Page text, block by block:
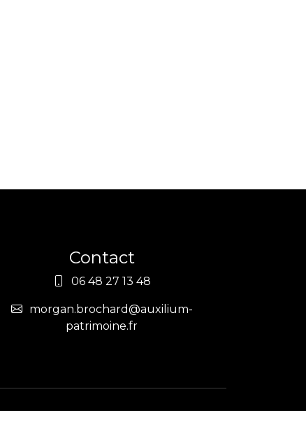
Contact
06 48 27 13 48
morgan.brochard@auxilium-
patrimoine.fr